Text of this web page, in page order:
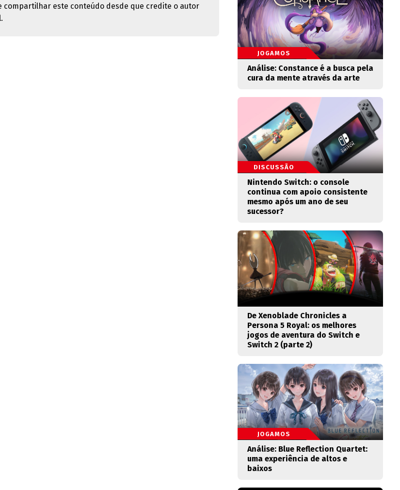
compartilhar este conteúdo desde que credite o autor
JOGAMOS
Análise: Constance é a busca pela
cura da mente através da arte
DISCUSSÃO
Nintendo Switch: o console
continua com apoio consistente
mesmo após um ano de seu
sucessor?
De Xenoblade Chronicles a
Persona 5 Royal: os melhores
jogos de aventura do Switch e
Switch 2 (parte 2)
JOGAMOS
Análise: Blue Reflection Quartet:
uma experiência de altos e
baixos